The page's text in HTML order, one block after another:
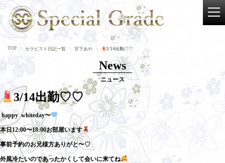
TOP セラピスト日記一覧 宮下あや 3/14出勤♡♡
News
ニュース
3/14出勤♡♡
happy whiteday〜
本日12:00〜18:00お部屋います
事前予約のお兄様方ありがと〜♡
外風冷たいのであったかくして会いに来てね